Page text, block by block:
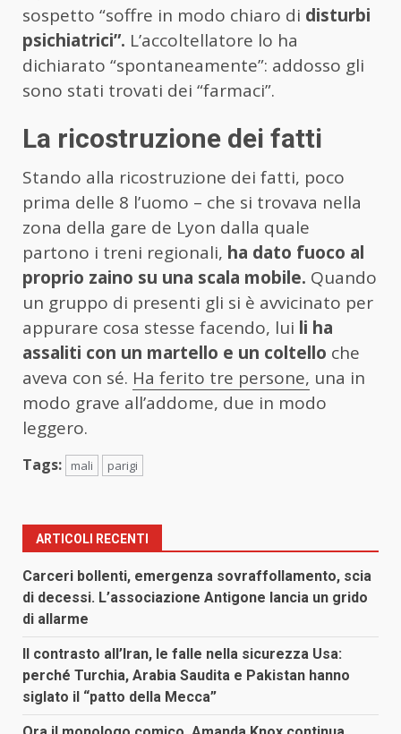
sospetto “soffre in modo chiaro di disturbi
psichiatrici”. L’accoltellatore lo ha
dichiarato “spontaneamente”: addosso gli
sono stati trovati dei “farmaci”.
La ricostruzione dei fatti
Stando alla ricostruzione dei fatti, poco
prima delle 8 l’uomo – che si trovava nella
zona della gare de Lyon dalla quale
partono i treni regionali, ha dato fuoco al
proprio zaino su una scala mobile. Quando
un gruppo di presenti gli si è avvicinato per
appurare cosa stesse facendo, lui li ha
assaliti con un martello e un coltello che
aveva con sé. Ha ferito tre persone, una in
modo grave all’addome, due in modo
leggero.
Tags: mali parigi
ARTICOLI RECENTI
Carceri bollenti, emergenza sovraffollamento, scia
di decessi. L’associazione Antigone lancia un grido
di allarme
Il contrasto all’Iran, le falle nella sicurezza Usa:
perché Turchia, Arabia Saudita e Pakistan hanno
siglato il “patto della Mecca”